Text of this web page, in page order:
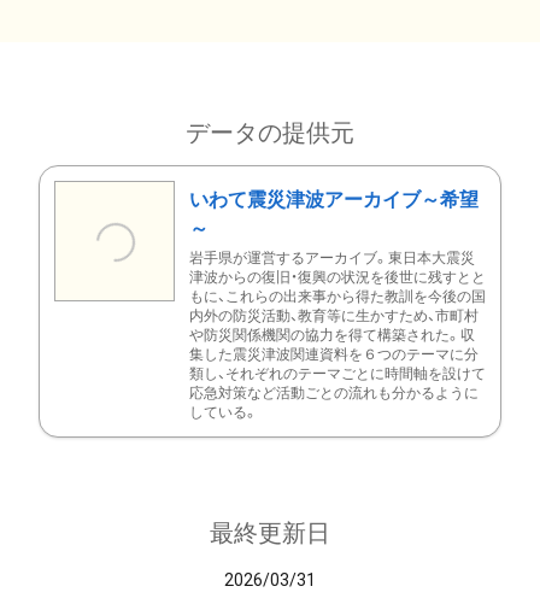
データの提供元
いわて震災津波アーカイブ～希望
～
岩手県が運営するアーカイブ。東日本大震災
津波からの復旧・復興の状況を後世に残すとと
もに、これらの出来事から得た教訓を今後の国
内外の防災活動、教育等に生かすため、市町村
や防災関係機関の協力を得て構築された。収
集した震災津波関連資料を６つのテーマに分
類し、それぞれのテーマごとに時間軸を設けて
応急対策など活動ごとの流れも分かるように
している。
最終更新日
2026/03/31